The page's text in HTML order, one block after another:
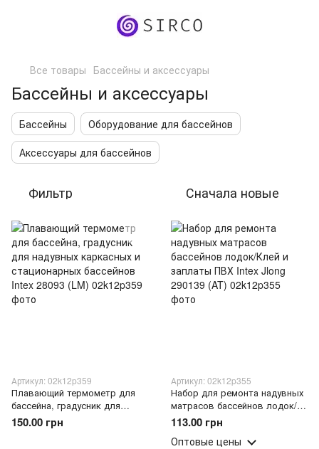
Все товары Бассейны и аксессуары
Бассейны и аксессуары
Бассейны
Оборудование для бассейнов
Аксессуары для бассейнов
Фильтр Сначала новые
Артикул: 02k12p359
Плавающий термометр для
бассейна, градусник для
надувных каркасных и
стационарных бассейнов Intex
150.00 грн
Артикул: 02k12p355
Набор для ремонта надувных
матрасов бассейнов лодок/
Клей и заплаты ПВХ Intex
Jlong 290139 (AT)
113.00 грн
Оптовые цены